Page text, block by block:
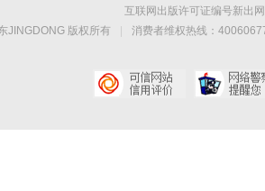
互联网出版许可证编号新出
JINGDONG 版权所有 消费者维权热线：